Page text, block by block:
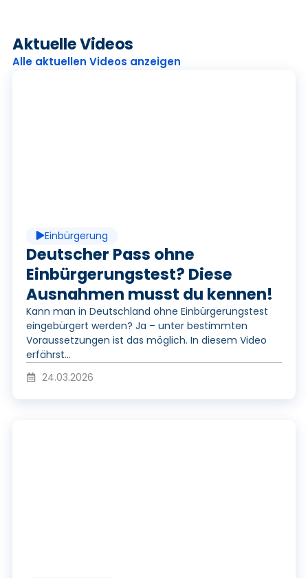
Aktuelle Videos
Alle aktuellen Videos anzeigen
y
V
i
Einbürgerung
Deutscher Pass ohne
Einbürgerungstest? Diese
Ausnahmen musst du kennen!
Kann man in Deutschland ohne Einbürgerungstest
eingebürgert werden? Ja – unter bestimmten
Voraussetzungen ist das möglich. In diesem Video
erfährst...
24.03.2026